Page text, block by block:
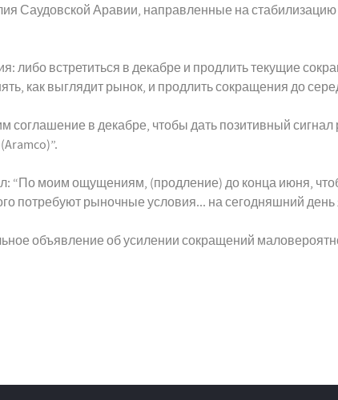
Саудовской Аравии, направленные на
либо встретиться в декабре и продлить текущие
как выглядит рынок, и продлить сокращения до
соглашение в декабре, чтобы дать позитивный
“По моим ощущениям, (продление) до конца июня,
потребуют рыночные условия... на сегодняшний
объявление об усилении сокращений